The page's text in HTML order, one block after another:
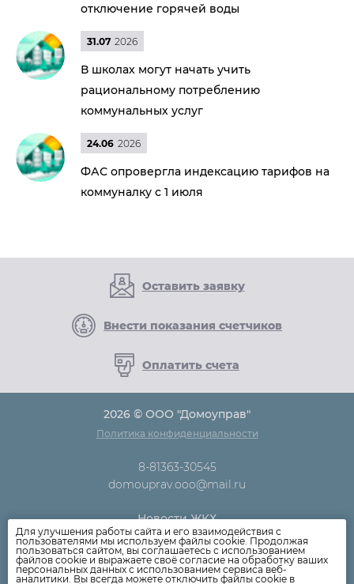
отключение горячей воды
31.07 2026
В школах могут начать учить
рациональному потреблению
коммунальных услуг
24.06 2026
ФАС опровергла индексацию тарифов на
коммуналку с 1 июля
Оставить заявку
Внести показания счетчиков
Оплатить счета
2026 © ООО "Домоуправ"
Политика конфиденциальности
8-81363-30545
domouprav.ooo@mail.ru
Новости ЖКХ
Новости компании
Как оплатить
Дома
Для улучшения работы сайта и его взаимодействия с
пользователями мы используем файлы cookie. Продолжая
пользоваться сайтом, вы соглашаетесь с использованием
файлов cookie и выражаете своё согласие на обработку ваших
персональных данных с использованием сервиса веб-
аналитики. Вы всегда можете отключить файлы cookie в